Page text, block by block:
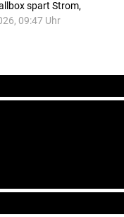
spart Strom,
09:47 Uhr